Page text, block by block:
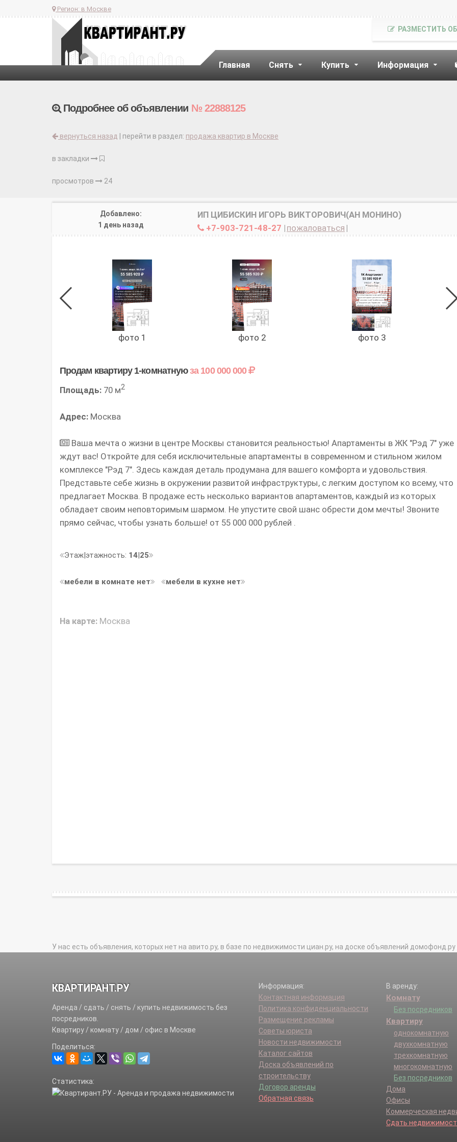
Регион: в Москве
Главная Снять Купить Информация
РАЗМЕСТИТЬ
Подробнее об объявлении № 22888125
вернуться назад | перейти в раздел: продажа квартир в Москве
в закладки
просмотров 24
Добавлено:
1 день назад
ИП ЦИБИСКИН ИГОРЬ ВИКТОРОВИЧ(АН МОНИНО)
+7-903-721-48-27 | пожаловаться |
фото 1 фото 2 фото 3
Продам квартиру 1-комнатнуюза 100 000 000
Площадь: 70 м2
Адрес: Москва
Ваша мечта о жизни в центре Москвы становится реальностью! Апартаменты в ЖК "Рэд 7" уже
ждут вас! Откройте для себя исключительные апартаменты в современном и стильном жилом
комплексе "Рэд 7". Здесь каждая деталь продумана для вашего комфорта и удовольствия.
Представьте себе жизнь в окружении развитой инфраструктуры, с легким доступом ко всему, что
предлагает Москва. В продаже есть несколько вариантов апартаментов, каждый из которых
обладает своим неповторимым шармом. Не упустите свой шанс обрести дом мечты! Звоните
прямо сейчас, чтобы узнать больше! от 55 000 000 рублей .
Этаж|этажность: 14|25
мебели в комнате нет мебели в кухне нет
На карте: Москва
У нас есть объявления, которых нет на авито.ру, в базе по недвижимости циан.ру, на доске объявлений домофонд.ру
КВАРТИРАНТ.РУ
Аренда / сдать / снять / купить недвижимость без
посредников.
Квартиру / комнату / дом / офис в Москве
Поделиться:
Статистика:
Информация:
Контактная информация
Политика конфиденциальности
Размещение рекламы
Советы юриста
Новости недвижимости
Каталог сайтов
Доска объявлений по
строительству
Договор аренды
Обратная связь
В аренду:
Комнату
Без посредников
Квартиру
однокомнатную
двухкомнатную
трехкомнатную
многокомнатную
Без посредников
Дома
Офисы
Коммерческая
Сдать